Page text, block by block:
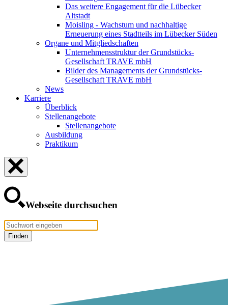
Das weitere Engagement für die Lübecker
Altstadt
Moisling - Wachstum und nachhaltige
Erneuerung eines Stadtteils im Lübecker Süden
Organe und Mitgliedschaften
Unternehmensstruktur der Grundstücks-
Gesellschaft TRAVE mbH
Bilder des Managements der Grundstücks-
Gesellschaft TRAVE mbH
News
Karriere
Überblick
Stellenangebote
Stellenangebote
Ausbildung
Praktikum
Webseite durchsuchen
Finden